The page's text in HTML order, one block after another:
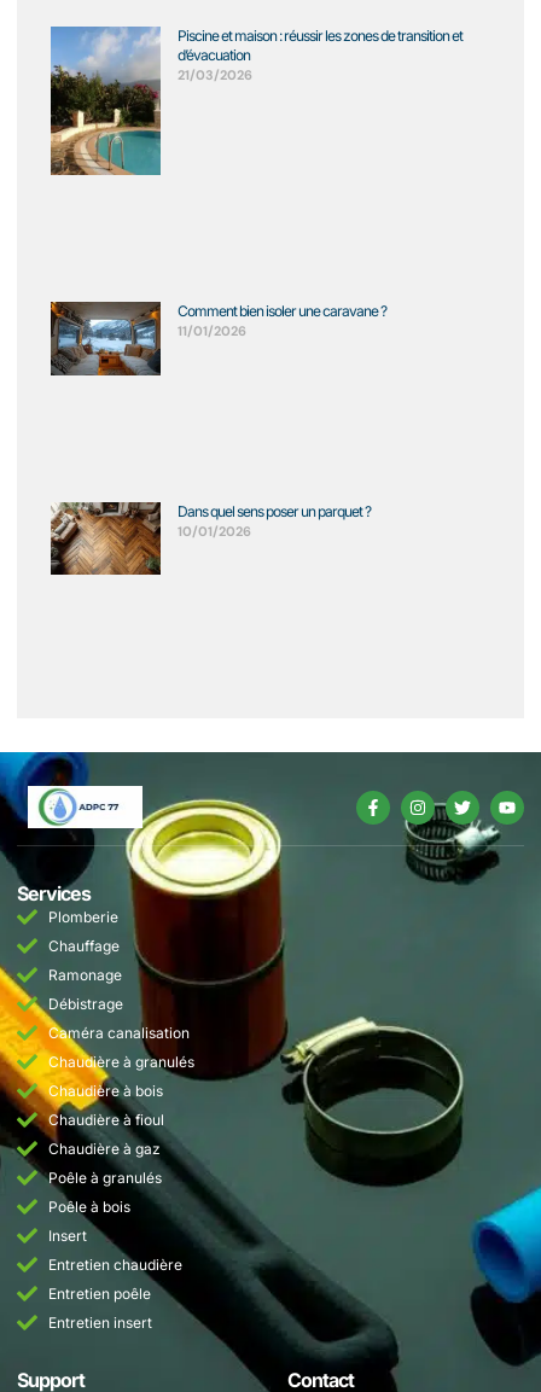
Piscine et maison : réussir les zones de transition et
d’évacuation
21/03/2026
Comment bien isoler une caravane ?
11/01/2026
Dans quel sens poser un parquet ?
10/01/2026
Services
Plomberie
Chauffage
Ramonage
Débistrage
Caméra canalisation
Chaudière à granulés
Chaudière à bois
Chaudière à fioul
Chaudière à gaz
Poêle à granulés
Poêle à bois
Insert
Entretien chaudière
Entretien poêle
Entretien insert
Support Contact